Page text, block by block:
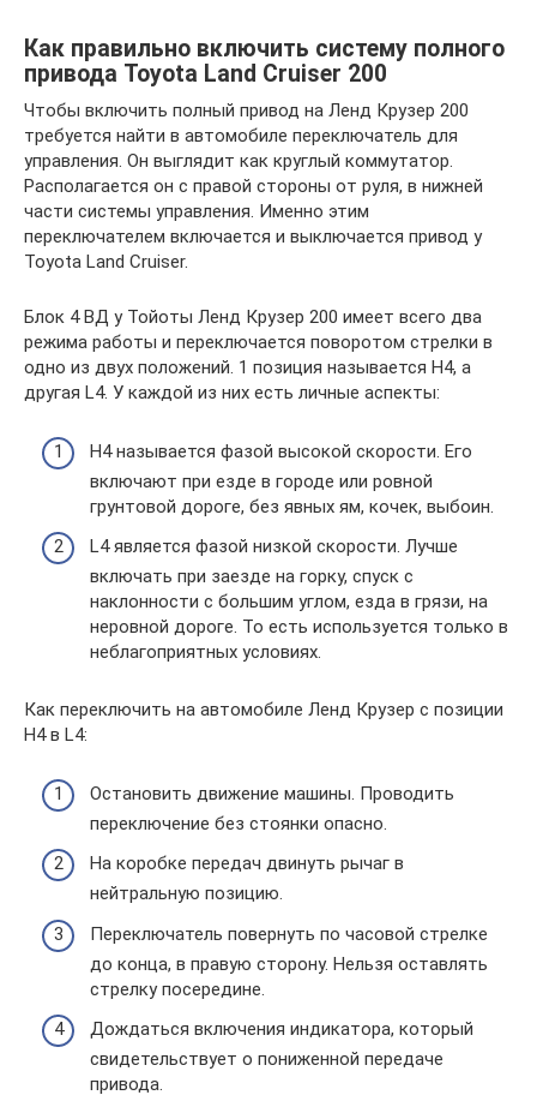
Как правильно включить систему полного
привода Toyota Land Cruiser 200
Чтобы включить полный привод на Ленд Крузер 200
требуется найти в автомобиле переключатель для
управления. Он выглядит как круглый коммутатор.
Располагается он с правой стороны от руля, в нижней
части системы управления. Именно этим
переключателем включается и выключается привод у
Toyota Land Cruiser.
Блок 4 ВД у Тойоты Ленд Крузер 200 имеет всего два
режима работы и переключается поворотом стрелки в
одно из двух положений. 1 позиция называется H4, а
другая L4. У каждой из них есть личные аспекты:
Н4 называется фазой высокой скорости. Его
включают при езде в городе или ровной
грунтовой дороге, без явных ям, кочек, выбоин.
L4 является фазой низкой скорости. Лучше
включать при заезде на горку, спуск с
наклонности с большим углом, езда в грязи, на
неровной дороге. То есть используется только в
неблагоприятных условиях.
Как переключить на автомобиле Ленд Крузер с позиции
H4 в L4:
Остановить движение машины. Проводить
переключение без стоянки опасно.
На коробке передач двинуть рычаг в
нейтральную позицию.
Переключатель повернуть по часовой стрелке
до конца, в правую сторону. Нельзя оставлять
стрелку посередине.
Дождаться включения индикатора, который
свидетельствует о пониженной передаче
привода.